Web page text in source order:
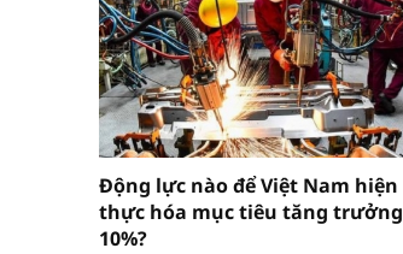
Động lực nào để Việt Nam hiện
thực hóa mục tiêu tăng trưởng
10%?